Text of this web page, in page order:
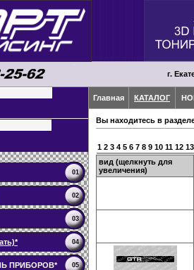
г.
01
02
03
04
ПРИБОРОВ* 05
Главная КАТАЛОГ
Вы находитесь в
1 2 3 4 5 6 7 8 9 10 11 12 13
вид (щелкнуть для
увеличения)